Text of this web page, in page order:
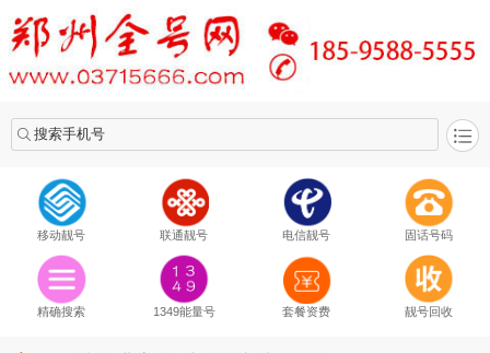
搜索手机号
移动靓号 联通靓号 电信靓号 固话号码
精确搜索 1349能量号 套餐资费 靓号回收
2020​移动最新套餐资费...
2020​联通最新套餐资费...